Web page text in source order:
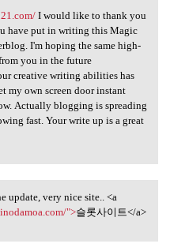
I
I would like to thank you
have put in writing this Magic
I'm hoping the same high-
you in the future
creative writing abilities has
my own screen door instant
Actually blogging is spreading
fast. Your write up is a great
the update,
update, very nice site.. <a
">슬롯사이트</a>